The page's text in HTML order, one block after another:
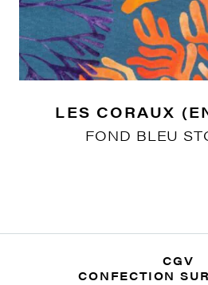
LES CORAUX
FOND BLEU
CGV
CONFECTION